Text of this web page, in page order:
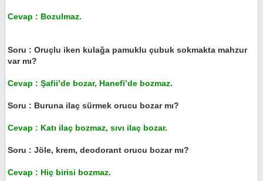
Cevap : Bozulmaz.
Soru : Oruçlu iken kulağa pamuklu çubuk sokmakta mahzur
var mı?
Cevap : Şafii’de bozar, Hanefi’de bozmaz.
Soru : Buruna ilaç sürmek orucu bozar mı?
Cevap : Katı ilaç bozmaz, sıvı ilaç bozar.
Soru : Jöle, krem, deodorant orucu bozar mı?
Cevap : Hiç birisi bozmaz.